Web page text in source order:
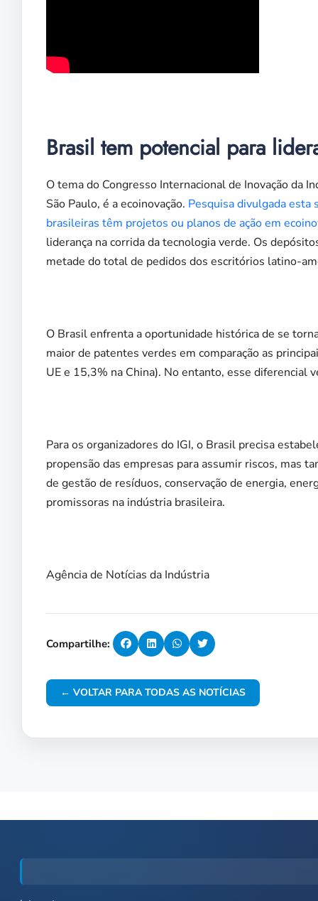
Brasil tem potencial para
O tema do Congresso Internacional de Inovação da
São Paulo, é a ecoinovação. Pesquisa divulgada esta
brasileiras têm projetos ou planos de ação em
liderança na corrida da tecnologia verde. Os
metade do total de pedidos dos escritórios latino-
O Brasil enfrenta a oportunidade histórica de se
maior de patentes verdes em comparação as
UE e 15,3% na China). No entanto, esse diferencial
Para os organizadores do IGI, o Brasil precisa
propensão das empresas para assumir riscos, mas
de gestão de resíduos, conservação de energia,
promissoras na indústria brasileira.
Agência de Notícias da Indústria
Compartilhe:
← VOLTAR PARA TODAS AS NOTÍCIAS